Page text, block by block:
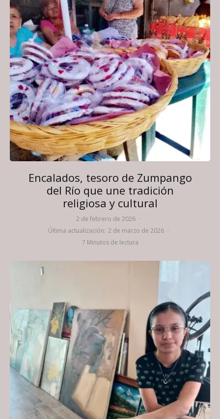
Encalados, tesoro de Zumpango
del Río que une tradición
religiosa y cultural
2 de febrero de 2026 ·
Última actualización: 2 de marzo de 2026 ·
7 Minutos de lectura